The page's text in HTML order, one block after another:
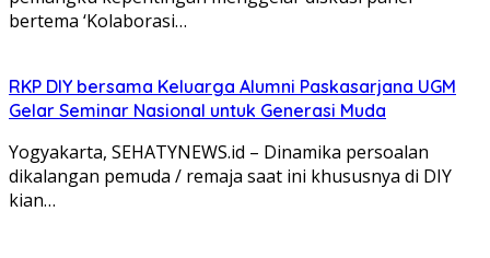
bertema ‘Kolaborasi…
RKP DIY bersama Keluarga Alumni Paskasarjana UGM
Gelar Seminar Nasional untuk Generasi Muda
Yogyakarta, SEHATYNEWS.id – Dinamika persoalan
dikalangan pemuda / remaja saat ini khususnya di DIY
kian…